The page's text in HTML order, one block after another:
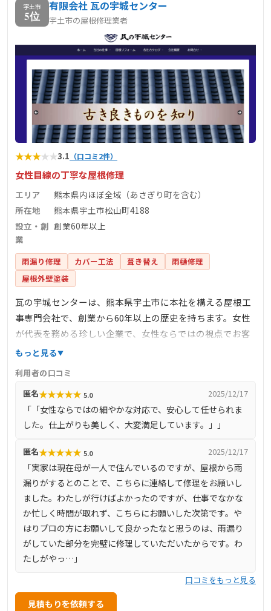
宇土市
5位
有限会社 瓦の宇城センター
宇土市の屋根修理業者
★★★★★3.1 （口コミ2件）
女性目線の丁寧な屋根修理
エリア
熊本県内ほぼ全域（あさぎり町を含む）
所在地
熊本県宇土市松山町4188
設立・創
業
創業60年以上
雨漏り修理 カバー工法 葺き替え
雨樋修理
屋根外壁塗装
瓦の宇城センターは、熊本県宇土市に本社を構える屋根工
事専門会社で、創業から60年以上の歴史を持ちます。女性
が代表を務める珍しい企業で、女性ならではの視点でお客
様の要望に寄り添った提案を行っています。屋根工事全
を提供しており、熊本県内ほぼ全域に対応しています。無
料の現地調査や見積もりを実施しており、クレジットカー
ドでの支払いにも対応しています。
もっと見る
利用者の口コミ
匿名★★★★★ 5.0 2025/12/17
「「女性ならではの細やかな対応で、安心して任せられま
した。仕上がりも美しく、大変満足しています。」」
匿名★★★★★ 5.0 2025/12/17
「実家は現在母が一人で住んでいるのですが、屋根から雨
漏りがするとのことで、こちらに連絡して修理をお願いし
ました。わたしが行けばよかったのですが、仕事でなかな
か忙しく時間が取れず、こちらにお願いした次第です。や
はりプロの方にお願いして良かったなと思うのは、雨漏り
がしていた部分を完璧に修理していただいたからです。わ
たしがやっ…」
口コミをもっと見る
見積もりを依頼する